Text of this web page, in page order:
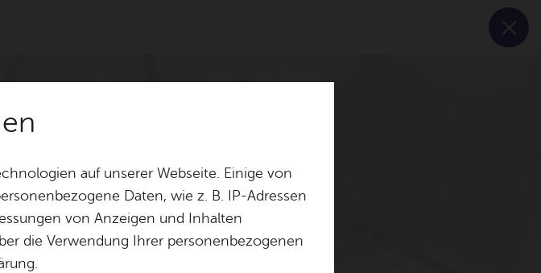
auf unserer Webseite. Einige von
Daten, wie z. B. IP-Adressen
von Anzeigen und Inhalten
die Verwendung Ihrer personenbezogenen
.